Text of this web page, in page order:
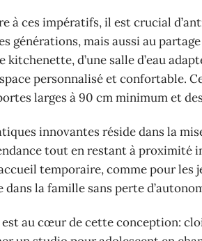
à ces impératifs, il est crucial
générations, mais aussi au
kitchenette, d’une salle d’eau
personnalisé et confortable.
larges à 90 cm minimum et
innovantes réside dans la
tout en restant à proximité
temporaire, comme pour
dans la famille sans perte
au cœur de cette conception: